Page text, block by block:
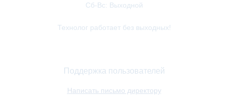
Сб-Вс: Выходной
Технолог работает без выходных!
Поддержка пользователей
Написать письмо директору